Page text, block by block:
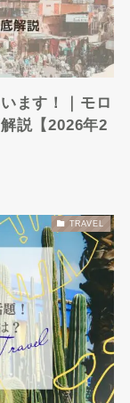
ます！｜モロ
説【2026年2
TRAVEL